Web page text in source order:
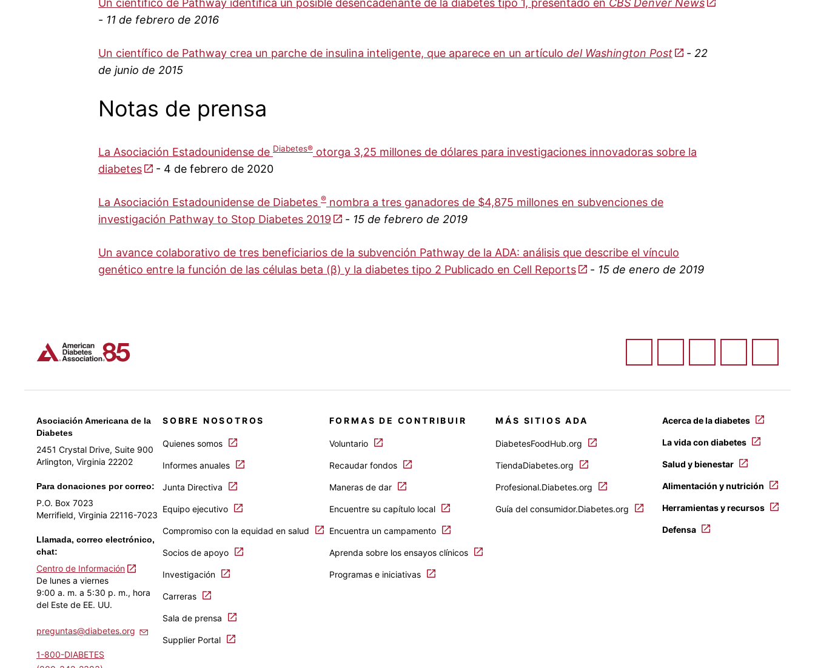
Un científico de Pathway identifica un posible desencadenante de la diabetes tipo 1, presentado en CBS Denver News
- 11 de febrero de 2016
Un científico de Pathway crea un parche de insulina inteligente, que aparece en un artículo del Washington Post - 22
de junio de 2015
Notas de prensa
La Asociación Estadounidense de Diabetes® otorga 3,25 millones de dólares para investigaciones innovadoras sobre la
diabetes
- 4 de febrero de 2020
La Asociación Estadounidense de Diabetes ® nombra a tres ganadores de $4,875 millones en subvenciones de
investigación Pathway to Stop Diabetes 2019
- 15 de febrero de 2019
Un avance colaborativo de tres beneficiarios de la subvención Pathway de la ADA: análisis que describe el vínculo
genético entre la función de las células beta (β) y la diabetes tipo 2 Publicado en Cell Reports
- 15 de enero de 2019
Asociación Americana de la
Diabetes
2451 Crystal Drive, Suite 900
Arlington, Virginia 22202
Para donaciones por correo:
P.O. Box 7023
Merrifield, Virginia 22116-7023
Llamada, correo electrónico,
chat:
Centro de Información
De lunes a viernes
9:00 a. m. a 5:30 p. m., hora
del Este de EE. UU.
preguntas@diabetes.org
1-800-DIABETES
SOBRE NOSOTROS
Quienes somos
Informes anuales
Junta Directiva
Equipo ejecutivo
Compromiso con la equidad en salud
Socios de apoyo
Investigación
Carreras
Sala de prensa
Supplier Portal
FORMAS DE CONTRIBUIR
Voluntario
Recaudar fondos
Maneras de dar
Encuentre su capítulo local
Encuentra un campamento
Aprenda sobre los ensayos clínicos
Programas e iniciativas
MÁS SITIOS ADA
DiabetesFoodHub.org
TiendaDiabetes.org
Profesional.Diabetes.org
Guía del consumidor.Diabetes.org
Acerca de la diabetes
La vida con diabetes
Salud y bienestar
Alimentación y nutrición
Herramientas y recursos
Defensa